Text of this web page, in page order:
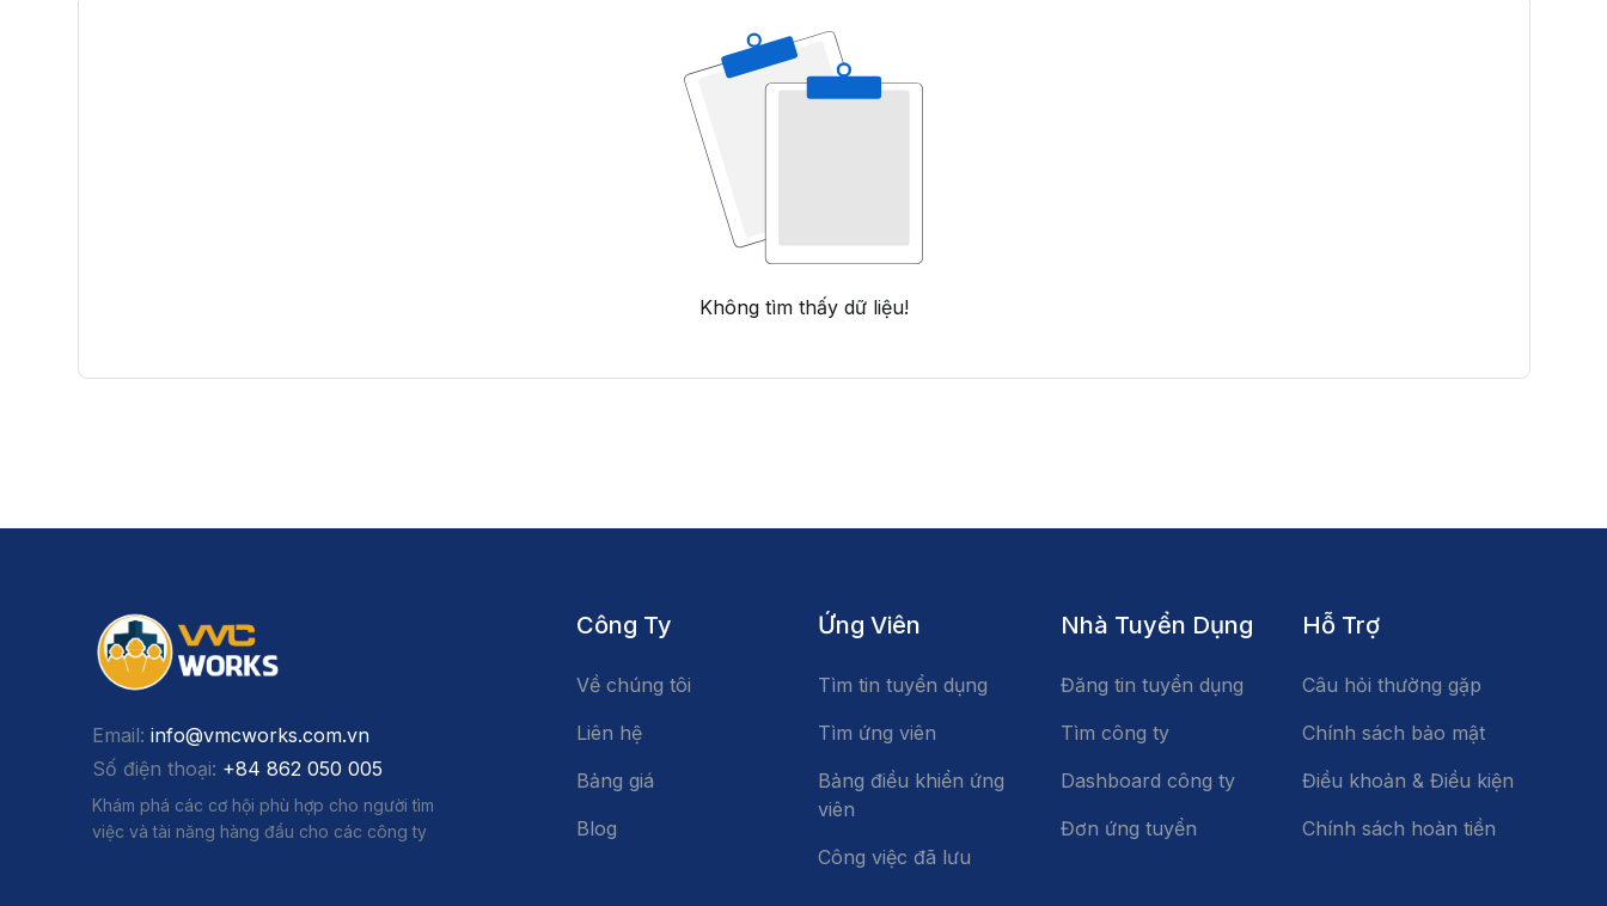
Không tìm thấy dữ liệu!
Email: info@vmcworks.com.vn
Số điện thoại: +84 862 050 005
Khám phá các cơ hội phù hợp cho người tìm
việc và tài năng hàng đầu cho các công ty
Công Ty
Về chúng tôi
Liên hệ
Bảng giá
Blog
Ứng Viên
Tìm tin tuyển dụng
Tìm ứng viên
Bảng điều khiển ứng
viên
Công việc đã lưu
Nhà Tuyển Dụng
Đăng tin tuyển dụng
Tìm công ty
Dashboard công ty
Đơn ứng tuyển
Hỗ Trợ
Câu hỏi thường gặp
Chính sách bảo mật
Điều khoản & Điều kiện
Chính sách hoàn tiền